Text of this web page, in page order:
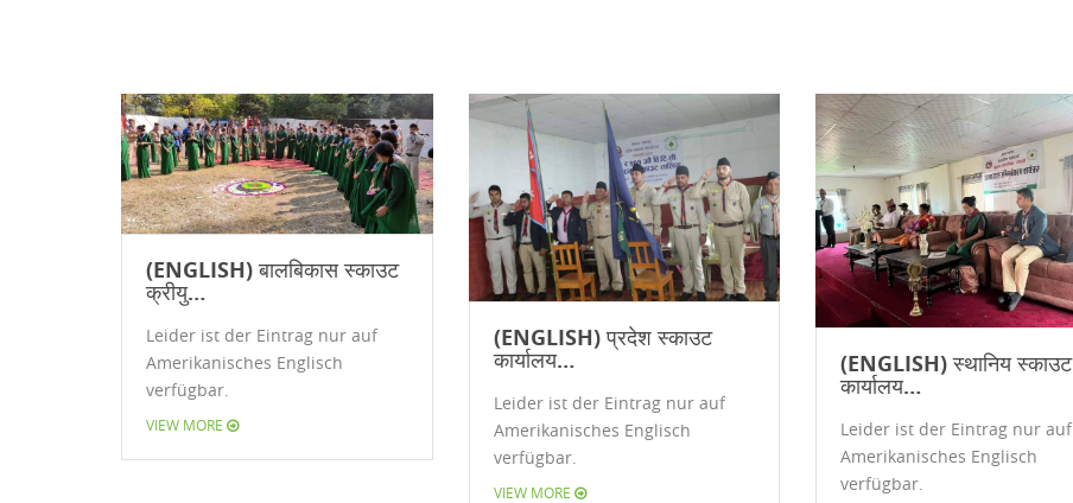
(ENGLISH) बालबिकास स्काउट
क्रीयु…
Leider ist der Eintrag nur auf
Amerikanisches Englisch
verfügbar.
VIEW MORE
(ENGLISH) प्रदेश स्काउट
कार्यालय…
Leider ist der Eintrag nur auf
Amerikanisches Englisch
verfügbar.
VIEW MORE
(ENGLISH) स्थानिय स्काउट
कार्यालय…
Leider ist der Eintrag nur auf
Amerikanisches Englisch
verfügbar.